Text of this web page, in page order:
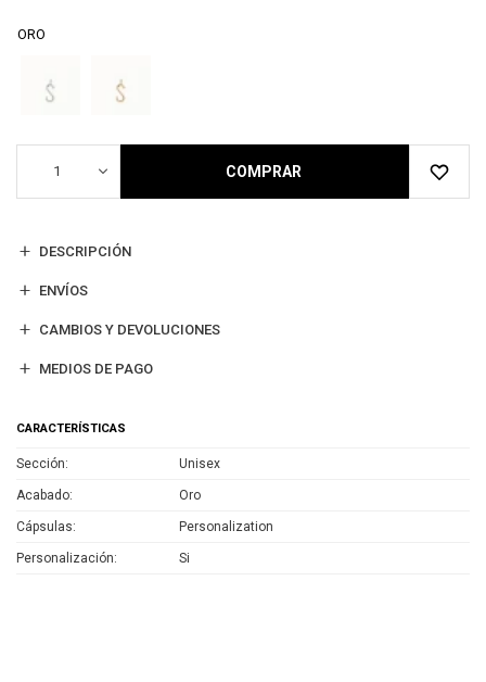
ORO
1 COMPRAR
DESCRIPCIÓN
ENVÍOS
CAMBIOS Y DEVOLUCIONES
MEDIOS DE PAGO
CARACTERÍSTICAS
Sección Unisex
Acabado Oro
Cápsulas Personalization
Personalización Si